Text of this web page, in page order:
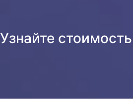
Узнайте